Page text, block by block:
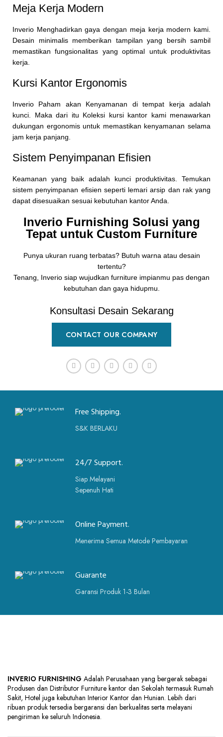
Meja Kerja Modern
Inverio Menghadirkan gaya dengan meja kerja modern kami.
Desain minimalis memberikan tampilan yang bersih sambil
memastikan fungsionalitas yang optimal untuk produktivitas
kerja.
Kursi Kantor Ergonomis
Inverio Paham akan Kenyamanan di tempat kerja adalah
kunci. Maka dari itu Koleksi kursi kantor kami menawarkan
dukungan ergonomis untuk memastikan kenyamanan selama
jam kerja panjang.
Sistem Penyimpanan Efisien
Keamanan yang baik adalah kunci produktivitas. Temukan
sistem penyimpanan efisien seperti lemari arsip dan rak yang
dapat disesuaikan sesuai kebutuhan kantor Anda.
Inverio Furnishing Solusi yang
Tepat untuk Custom Furniture
Punya ukuran ruang terbatas? Butuh warna atau desain
tertentu?
Tenang, Inverio siap wujudkan furniture impianmu pas dengan
kebutuhan dan gaya hidupmu.
Konsultasi Desain Sekarang
CONTACT OUR COMPANY
Free Shipping.
S&K BERLAKU
24/7 Support.
Siap Melayani
Sepenuh Hati
Online Payment.
Menerima Semua Metode Pembayaran
Guarante
Garansi Produk 1-3 Bulan
INVERIO FURNISHING Adalah Perusahaan yang bergerak sebagai
Produsen dan Distributor Furniture kantor dan Sekolah termasuk Rumah
Sakit, Hotel juga kebutuhan Interior Kantor dan Hunian. Lebih dari
ribuan produk tersedia bergaransi dan berkualitas serta melayani
pengiriman ke seluruh Indonesia.